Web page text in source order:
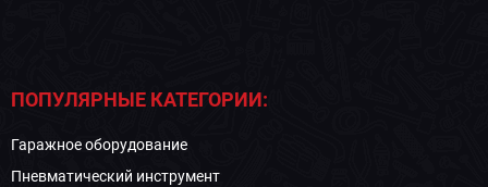
ПОПУЛЯРНЫЕ КАТЕГОРИИ:
Гаражное оборудование
Пневматический инструмент